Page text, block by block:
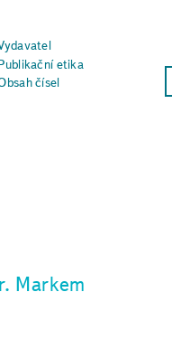
etika
čísel
Markem